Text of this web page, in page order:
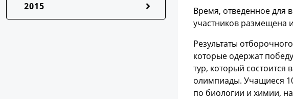
2015
Время, отведенное для
участников размещена
Результаты
которые одержат
тур, который состоится
олимпиады. Учащиеся
по биологии и химии,